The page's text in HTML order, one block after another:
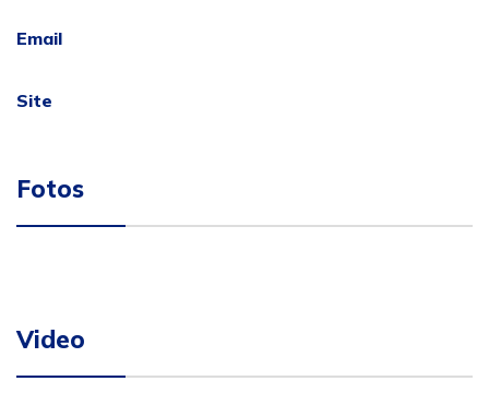
Email
Site
Fotos
Video